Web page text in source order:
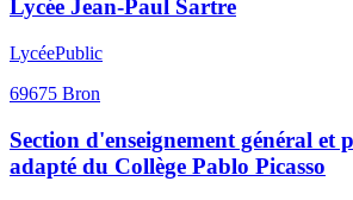
Lycée Jean-Paul Sartre
LycéePublic
69675 Bron
Section d'enseignement général et
adapté du Collège Pablo Picasso